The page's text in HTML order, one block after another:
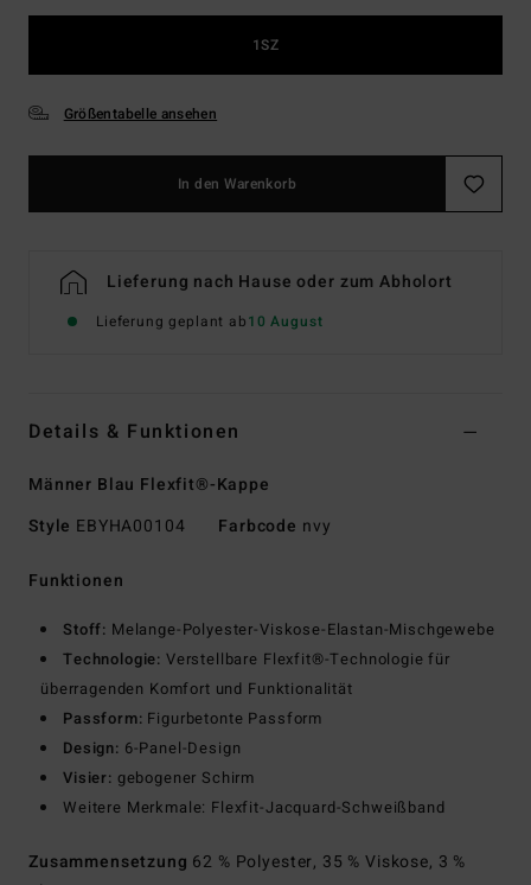
1SZ
Größentabelle ansehen
In den Warenkorb
Lieferung nach Hause oder zum Abholort
Lieferung geplant ab10 August
Details & Funktionen
Männer Blau Flexfit®-Kappe
Style EBYHA00104 Farbcode nvy
Funktionen
Stoff: Melange-Polyester-Viskose-Elastan-Mischgewebe
Technologie: Verstellbare Flexfit®-Technologie für
überragenden Komfort und Funktionalität
Passform: Figurbetonte Passform
Design: 6-Panel-Design
Visier: gebogener Schirm
Weitere Merkmale: Flexfit-Jacquard-Schweißband
Zusammensetzung 62 % Polyester, 35 % Viskose, 3 %